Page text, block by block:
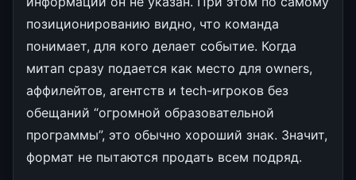
позиционированию видно, что команда
понимает, для кого делает событие. Когда
митап сразу подается как место для owners,
аффилейтов, агентств и tech-игроков без
обещаний “огромной образовательной
программы”, это обычно хороший знак. Значит,
формат не пытаются продать всем подряд.